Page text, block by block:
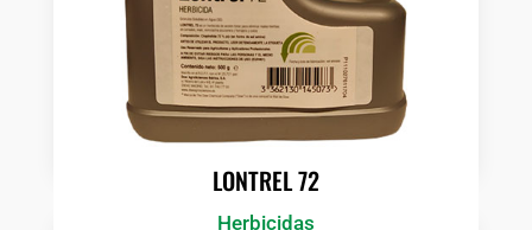
LONTREL 72
Herbicidas